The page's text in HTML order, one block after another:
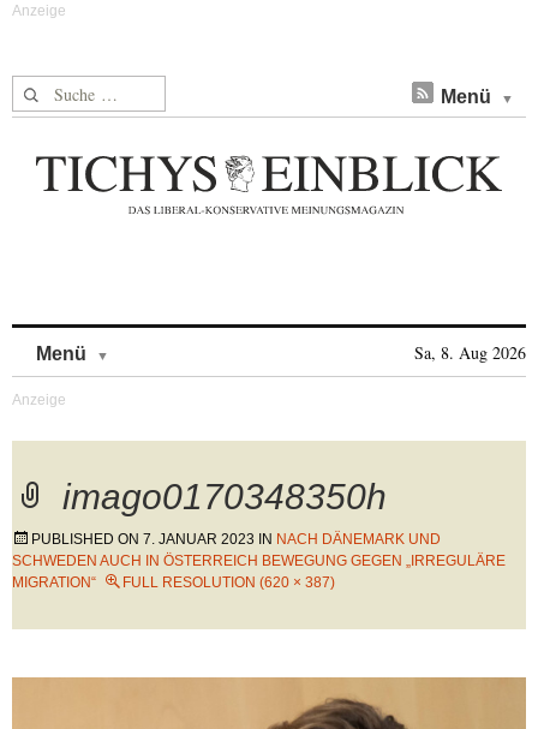
Suche nach: Menü
Menü Sa, 8. Aug 2026
imago0170348350h
PUBLISHED ON 7. JANUAR 2023 IN NACH DÄNEMARK UND
SCHWEDEN AUCH IN ÖSTERREICH BEWEGUNG GEGEN „IRREGULÄRE
MIGRATION“
FULL RESOLUTION (620 × 387)